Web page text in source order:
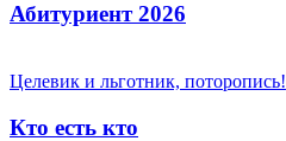
Абитуриент 2026
Целевик и льготник, поторопись!
Кто есть кто